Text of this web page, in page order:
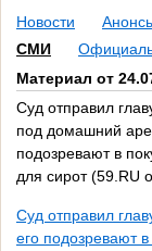
Новости
СМИ
Материал от
Суд отправил
под домашний
подозревают в
для сирот (59.RU
Суд отправил
его подозревают